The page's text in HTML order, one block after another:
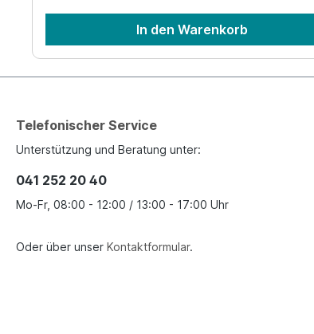
In den Warenkorb
Telefonischer Service
Unterstützung und Beratung unter:
041 252 20 40
Mo-Fr, 08:00 - 12:00 / 13:00 - 17:00 Uhr
Oder über unser Kontaktformular.